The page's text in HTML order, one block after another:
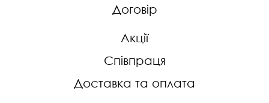
Договір
Акції
Співпраця
Доставка та оплата